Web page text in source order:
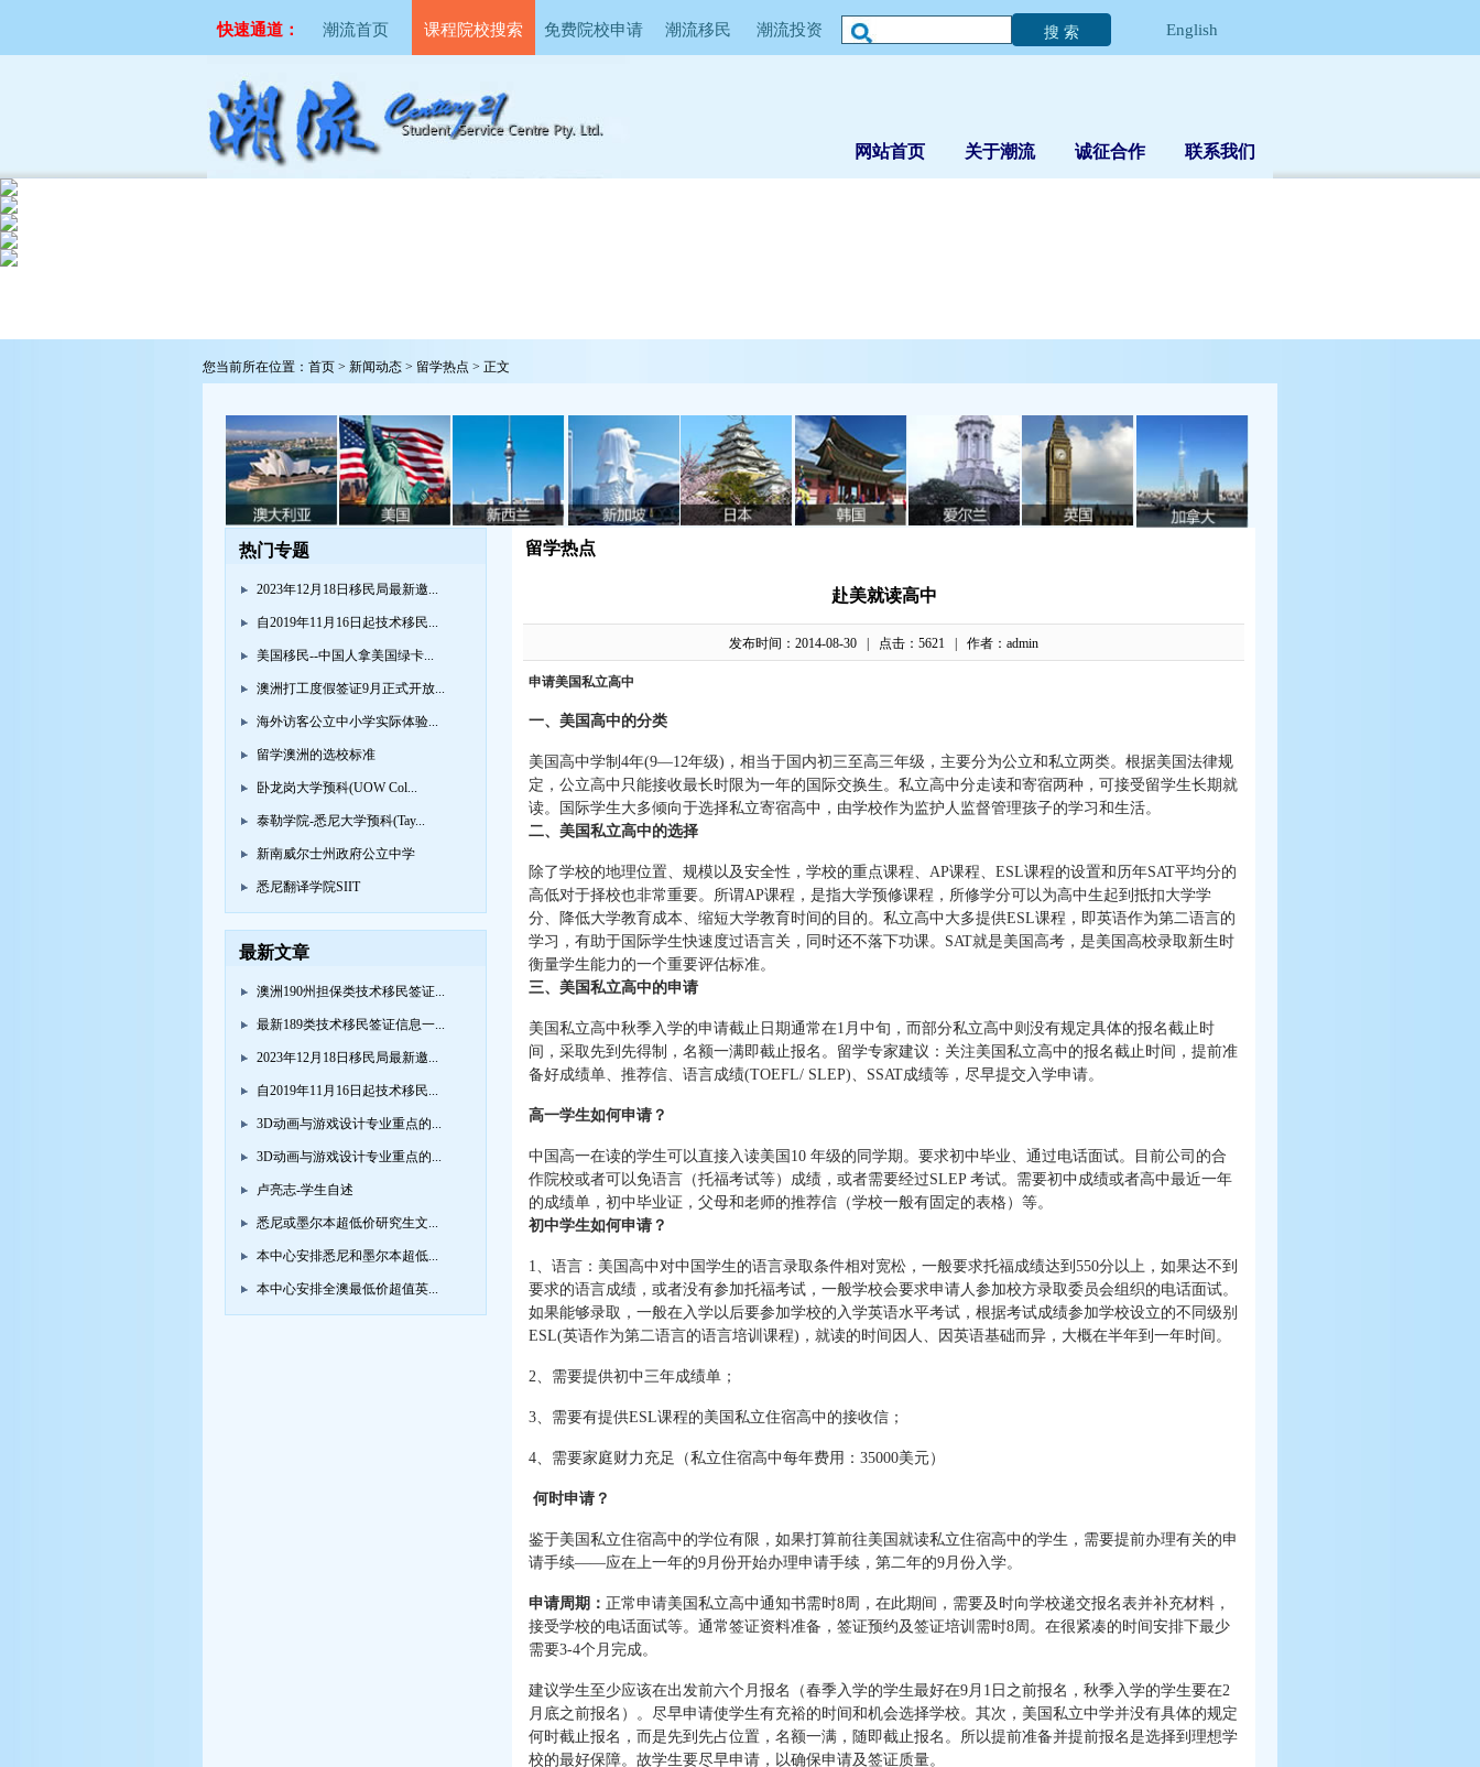
快速通道： 潮流首页 课程院校搜索 免费院校申请 潮流移民 潮流投资 English
网站首页 关于潮流 诚征合作 联系我们
您当前所在位置： 首页 > 新闻动态 > 留学热点 > 正文
热门专题
2023年12月18日移民局最新邀...
自2019年11月16日起技术移民...
美国移民--中国人拿美国绿卡...
澳洲打工度假签证9月正式开放...
海外访客公立中小学实际体验...
留学澳洲的选校标准
卧龙岗大学预科(UOW Col...
泰勒学院-悉尼大学预科(Tay...
新南威尔士州政府公立中学
悉尼翻译学院SIIT
最新文章
澳洲190州担保类技术移民签证...
最新189类技术移民签证信息一...
2023年12月18日移民局最新邀...
自2019年11月16日起技术移民...
3D动画与游戏设计专业重点的...
3D动画与游戏设计专业重点的...
卢亮志-学生自述
悉尼或墨尔本超低价研究生文...
本中心安排悉尼和墨尔本超低...
本中心安排全澳最低价超值英...
留学热点
赴美就读高中
发布时间：2014-08-30 | 点击：5621 | 作者：admin
申请美国私立高中
一、美国高中的分类
美国高中学制4年(9—12年级)，相当于国内初三至高三年级，主要分为公立和私立两类。根据美国法律规
定，公立高中只能接收最长时限为一年的国际交换生。私立高中分走读和寄宿两种，可接受留学生长期就
读。国际学生大多倾向于选择私立寄宿高中，由学校作为监护人监督管理孩子的学习和生活。
二、美国私立高中的选择
除了学校的地理位置、规模以及安全性，学校的重点课程、AP课程、ESL课程的设置和历年SAT平均分的
高低对于择校也非常重要。所谓AP课程，是指大学预修课程，所修学分可以为高中生起到抵扣大学学
分、降低大学教育成本、缩短大学教育时间的目的。私立高中大多提供ESL课程，即英语作为第二语言的
学习，有助于国际学生快速度过语言关，同时还不落下功课。SAT就是美国高考，是美国高校录取新生时
衡量学生能力的一个重要评估标准。
三、美国私立高中的申请
美国私立高中秋季入学的申请截止日期通常在1月中旬，而部分私立高中则没有规定具体的报名截止时
间，采取先到先得制，名额一满即截止报名。留学专家建议：关注美国私立高中的报名截止时间，提前准
备好成绩单、推荐信、语言成绩(TOEFL/ SLEP)、SSAT成绩等，尽早提交入学申请。
高一学生如何申请？
中国高一在读的学生可以直接入读美国10 年级的同学期。要求初中毕业、通过电话面试。目前公司的合
作院校或者可以免语言（托福考试等）成绩，或者需要经过SLEP 考试。需要初中成绩或者高中最近一年
的成绩单，初中毕业证，父母和老师的推荐信（学校一般有固定的表格）等。
初中学生如何申请？
1、语言：美国高中对中国学生的语言录取条件相对宽松，一般要求托福成绩达到550分以上，如果达不到
要求的语言成绩，或者没有参加托福考试，一般学校会要求申请人参加校方录取委员会组织的电话面试。
如果能够录取，一般在入学以后要参加学校的入学英语水平考试，根据考试成绩参加学校设立的不同级别
ESL(英语作为第二语言的语言培训课程)，就读的时间因人、因英语基础而异，大概在半年到一年时间。
2、需要提供初中三年成绩单；
3、需要有提供ESL课程的美国私立住宿高中的接收信；
4、需要家庭财力充足（私立住宿高中每年费用：35000美元）
何时申请？
鉴于美国私立住宿高中的学位有限，如果打算前往美国就读私立住宿高中的学生，需要提前办理有关的申
请手续——应在上一年的9月份开始办理申请手续，第二年的9月份入学。
申请周期： 正常申请美国私立高中通知书需时8周，在此期间，需要及时向学校递交报名表并补充材料，
接受学校的电话面试等。通常签证资料准备，签证预约及签证培训需时8周。在很紧凑的时间安排下最少
需要3-4个月完成。
建议学生至少应该在出发前六个月报名（春季入学的学生最好在9月1日之前报名，秋季入学的学生要在2
月底之前报名）。尽早申请使学生有充裕的时间和机会选择学校。其次，美国私立中学并没有具体的规定
何时截止报名，而是先到先占位置，名额一满，随即截止报名。所以提前准备并提前报名是选择到理想学
校的最好保障。故学生要尽早申请，以确保申请及签证质量。